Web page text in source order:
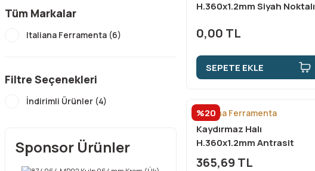
Tüm Markalar
Italiana Ferramenta (6)
Filtre Seçenekleri
İndirimli Ürünler (4)
Sponsor Ürünler
H.360x1.2mm Siyah Noktalı
0,00 TL
SEPETE EKLE
%20
Italiana Ferramenta
Kaydırmaz Halı
H.360x1.2mm Antrasit
Kumaş Desen(i)
365,69 TL